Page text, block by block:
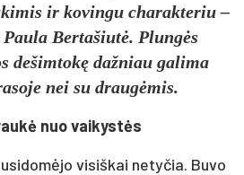
ir kovingu charakteriu –
Bertašiutė. Plungės
dešimtokę dažniau galima
nei su draugėmis.
nuo vaikystės
visiškai netyčia. Buvo